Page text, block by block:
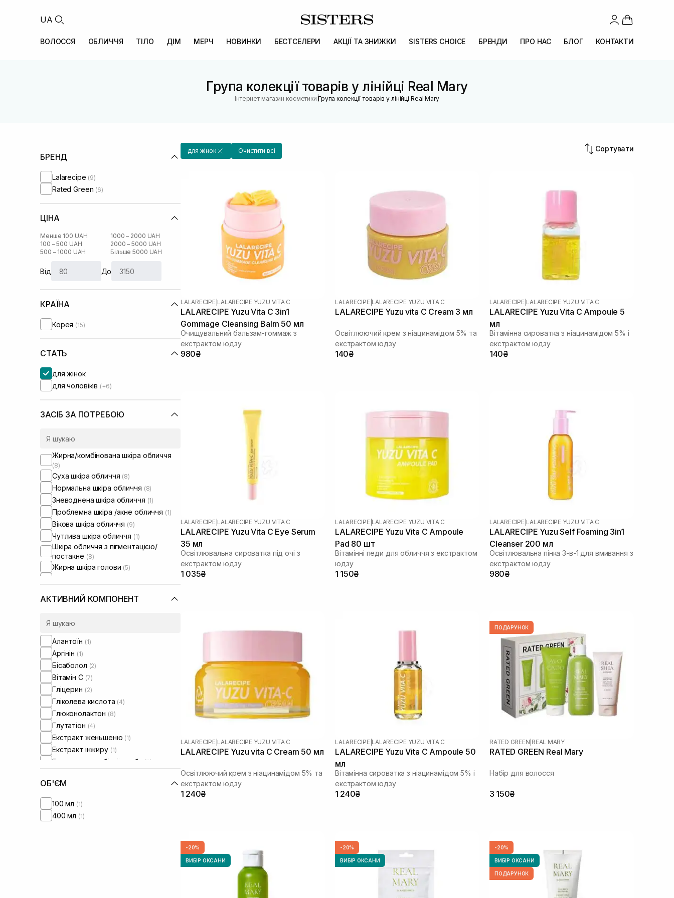
UA
ВОЛОССЯ ОБЛИЧЧЯ ТІЛО ДІМ МЕРЧ НОВИНКИ БЕСТСЕЛЕРИ АКЦІЇ ТА ЗНИЖКИ SISTERS CHOICE БРЕНДИ ПРО НАС БЛОГ КОНТАКТИ
Група колекції товарів у лінійці Real Mary
Інтернет магазин косметики |Група колекції товарів у лінійці Real Mary
БРЕНД
Lalarecipe (9)
Rated Green (6)
ЦІНА
Менше 100 UAH
100 – 500 UAH
500 – 1000 UAH
1000 – 2000 UAH
2000 – 5000 UAH
Більше 5000 UAH
Від До
КРАЇНА
Корея (15)
СТАТЬ
для жінок
для чоловіків (+6)
ЗАСІБ ЗА ПОТРЕБОЮ
Жирна/комбінована шкіра обличчя
(8)
Суха шкіра обличчя (8)
Нормальна шкіра обличчя (8)
Зневоднена шкіра обличчя (1)
Проблемна шкіра /акне обличчя (1)
Вікова шкіра обличчя (9)
Чутлива шкіра обличчя (1)
Шкіра обличчя з пігментацією/
постакне (8)
Жирна шкіра голови (5)
Від випадіння та для стимуляції
Сухе волосся
Кучеряве волосся
Тонке волосся
Ламке волосся
Для обʼєму волосся
Для глибокого очищення
Сироватки від постакне
АКТИВНИЙ КОМПОНЕНТ
Алантоїн (1)
Аргінін (1)
Бісаболол (2)
Вітамін C (7)
Гліцерин (2)
Гліколева кислота (4)
Глюконолактон (8)
Глутатіон (4)
Екстракт женьшеню (1)
Екстракт інжиру (1)
Екстракт кори білої верби (2)
Екстракт центелли азіатської
Кераміди
Колаген (1)
ОБ'ЄМ
100 мл (1)
400 мл (1)
для жінок Очистити всі Сортувати
LALARECIPE LALARECIPE YUZU VITA C
LALARECIPE Yuzu Vita C 3in1
Gommage Cleansing Balm 50 мл
Очищувальний бальзам-гоммаж з
екстрактом юдзу
980₴
LALARECIPE LALARECIPE YUZU VITA C
LALARECIPE Yuzu vita C Cream 3 мл
Освітлюючий крем з ніацинамідом 5% та
екстрактом юдзу
140₴
LALARECIPE LALARECIPE YUZU VITA C
LALARECIPE Yuzu Vita C Ampoule 5
мл
Вітамінна сироватка з ніацинамідом 5% і
екстрактом юдзу
140₴
LALARECIPE LALARECIPE YUZU VITA C
LALARECIPE Yuzu Vita C Eye Serum
35 мл
Освітлювальна сироватка під очі з
екстрактом юдзу
1 035₴
LALARECIPE LALARECIPE YUZU VITA C
LALARECIPE Yuzu Vita C Ampoule
Pad 80 шт
Вітамінні педи для обличчя з екстрактом
юдзу
1 150₴
LALARECIPE LALARECIPE YUZU VITA C
LALARECIPE Yuzu Self Foaming 3in1
Cleanser 200 мл
Освітлювальна пінка 3-в-1 для вмивання з
екстрактом юдзу
980₴
LALARECIPE LALARECIPE YUZU VITA C
LALARECIPE Yuzu vita C Cream 50 мл
Освітлюючий крем з ніацинамідом 5% та
екстрактом юдзу
1 240₴
LALARECIPE LALARECIPE YUZU VITA C
LALARECIPE Yuzu Vita C Ampoule 50
мл
Вітамінна сироватка з ніацинамідом 5% і
екстрактом юдзу
1 240₴
ПОДАРУНОК
RATED GREEN REAL MARY
RATED GREEN Real Mary
Набір для волосся
3 150₴
-20%
ВИБІР ОКСАНИ
-20%
ВИБІР ОКСАНИ
-20%
ВИБІР ОКСАНИ
ПОДАРУНОК